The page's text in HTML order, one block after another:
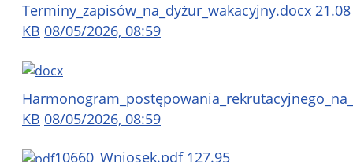
Terminy_zapisów_na_dyżur_wakacyjny.docx 21.08
KB 08/05/2026, 08:59
KB 08/05/2026, 08:59
10660_Wniosek.pdf 127.95